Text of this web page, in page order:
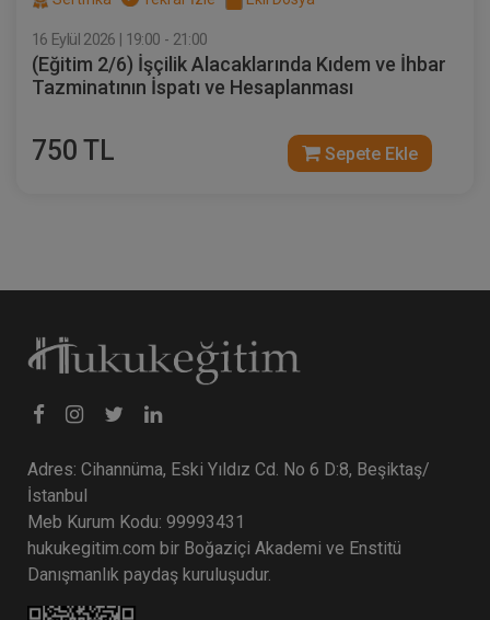
Video Eğitimi
300 TL
İcra Hukukunda Kambiyo Takipleri ve
Püf Noktaları Video Eğitimi
300 TL
Atilla GÜNDOĞAN
16 Eylül 2026 | 19:00 - 21:00
(Eğitim 2/6) İşçilik Alacaklarında Kıdem ve İhbar
Tazminatının İspatı ve Hesaplanması
750 TL Sepete Ekle
Adres: Cihannüma, Eski Yıldız Cd. No 6 D:8, Beşiktaş/
İstanbul
Meb Kurum Kodu: 99993431
hukukegitim.com bir Boğaziçi Akademi ve Enstitü
Danışmanlık paydaş kuruluşudur.